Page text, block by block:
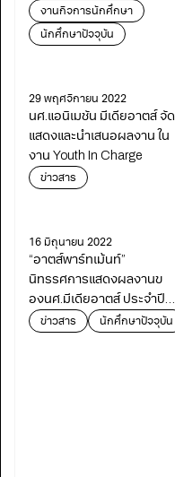
สูตรฯ ปีการศึกษา 2566
งานกิจการนักศึกษา
นักศึกษาปัจจุบัน
29 พฤศจิกายน 2022
นศ.แอนิเมชัน มีเดียอาตส์ จัด
แสดงและนำเสนอผลงาน ใน
งาน Youth In Charge
ข่าวสาร
16 มิถุนายน 2022
“อาตส์พาร์ทเม้นท์”
นิทรรศการแสดงผลงานข
องนศ.มีเดียอาตส์ ประจำปี
2564
ข่าวสาร นักศึกษาปัจจุบัน